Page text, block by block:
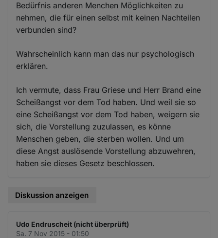
Bedürfnis anderen Menchen Möglichkeiten zu
nehmen, die für einen selbst mit keinen Nachteilen
verbunden sind?
Wahrscheinlich kann man das nur psychologisch
erklären.
Ich vermute, dass Frau Griese und Herr Brand eine
Scheißangst vor dem Tod haben. Und weil sie so
eine Scheißangst vor dem Tod haben, weigern sie
sich, die Vorstellung zuzulassen, es könne
Menschen geben, die sterben wollen. Und um
diese Angst auslösende Vorstellung abzuwehren,
haben sie dieses Gesetz beschlossen.
Diskussion anzeigen
Udo Endruscheit (nicht überprüft)
Sa. 7 Nov 2015 - 01:50